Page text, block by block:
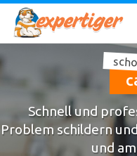
Schnell und
Problem schildern
und